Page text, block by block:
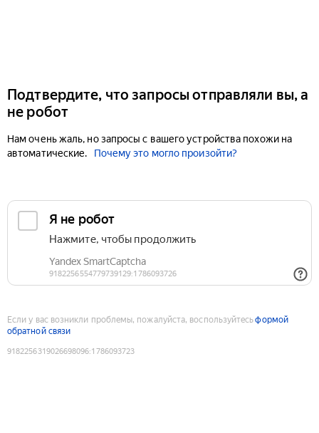
Подтвердите, что запросы отправляли вы, а
не робот
Нам очень жаль, но запросы с вашего устройства похожи на
автоматические.
Почему это могло произойти?
Если у вас возникли проблемы, пожалуйста, воспользуйтесьформой
обратной связи
9182256319026698096:1786093723